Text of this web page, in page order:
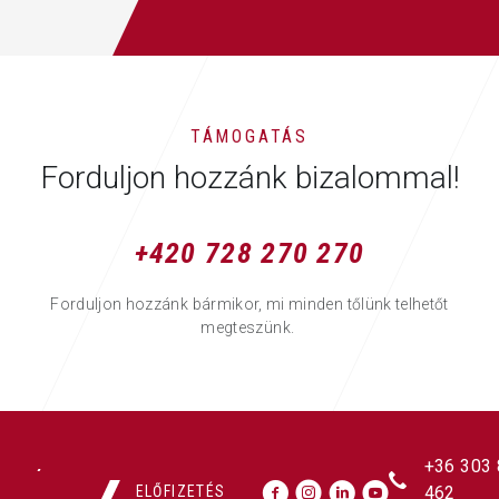
TÁMOGATÁS
Forduljon hozzánk bizalommal!
+420 728 270 270
Forduljon hozzánk bármikor, mi minden tőlünk telhetőt
megteszünk.
ELŐFIZETÉS
+36 303
462